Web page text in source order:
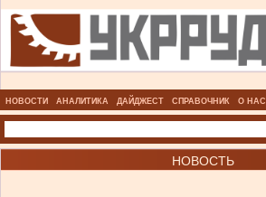
НОВОСТИ АНАЛИТИКА ДАЙДЖЕСТ СПРАВОЧНИК О НАС
НОВОСТЬ